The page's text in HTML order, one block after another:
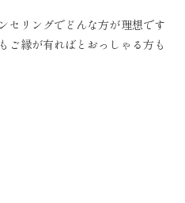
セリングでどんな方が理想です
ご縁が有ればとおっしゃる方も